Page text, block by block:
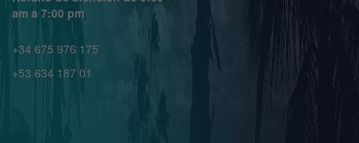
am a 7:00 pm
+34 675 976 175
+53 634 187 01